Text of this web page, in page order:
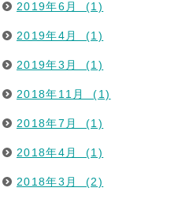
2019年6月 (1)
2019年4月 (1)
2019年3月 (1)
2018年11月 (1)
2018年7月 (1)
2018年4月 (1)
2018年3月 (2)